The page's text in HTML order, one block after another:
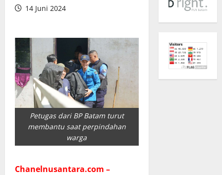
14 Juni 2024
Petugas dari BP Batam turut
membantu saat perpindahan
warga
Chanelnusantara.com –